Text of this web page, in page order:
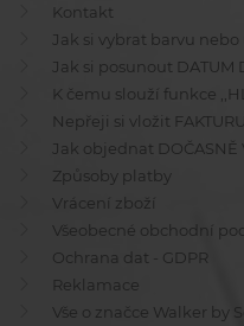
Kontakt
Jak si vybrat barvu
Jak si posunout DATUM
K čemu slouží funkce
Nepřeji si vložit
Jak objednat DOČASNĚ
Způsoby platby
Vrácení zboží
Všeobecné obchodní
Ochrana dat - GDPR
Reklamace
Vše o značce Walker by